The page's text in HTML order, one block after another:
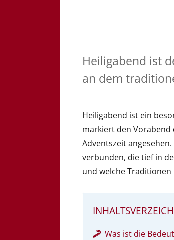
Heiligabend ist
an dem
Heiligabend ist ein
markiert den
Adventszeit
verbunden, die tief in
und welche Traditionen
Was ist die